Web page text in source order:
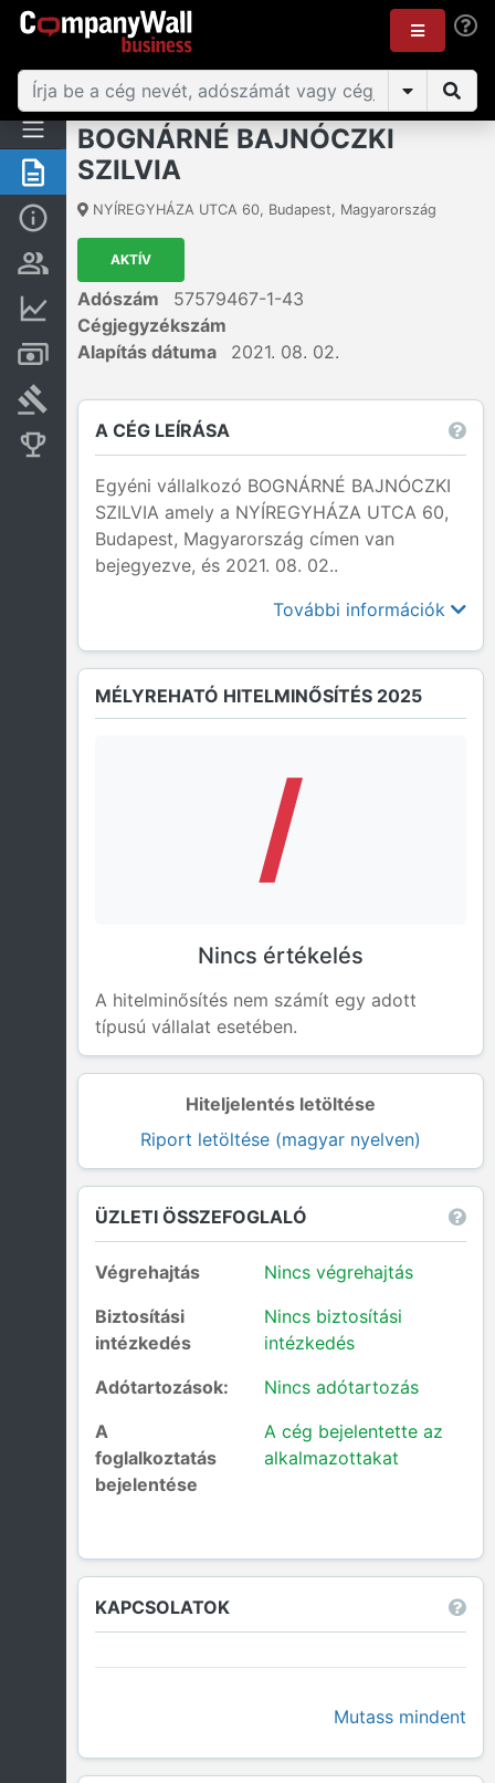
Összegzés
Alap információk
Személyek és tulajdonjog
Pénzügyi információk
Számlák és zárolások
Bírósági eljárások
Konkurens cégek
BOGNÁRNÉ BAJNÓCZKI
SZILVIA
NYÍREGYHÁZA UTCA 60, Budapest, Magyarország
AKTÍV
Adószám
57579467-1-43
Cégjegyzékszám
Alapítás dátuma
2021. 08. 02.
A CÉG LEÍRÁSA
Egyéni vállalkozó BOGNÁRNÉ BAJNÓCZKI
SZILVIA amely a NYÍREGYHÁZA UTCA 60,
Budapest, Magyarország címen van
bejegyezve, és 2021. 08. 02..
További információk
Hiteljelentés letöltése
Riport letöltése (magyar nyelven)
MÉLYREHATÓ HITELMINŐSÍTÉS 2025
/
Nincs értékelés
A hitelminősítés nem számít egy adott
típusú vállalat esetében.
ÜZLETI ÖSSZEFOGLALÓ
Végrehajtás
Nincs végrehajtás
Biztosítási
intézkedés
Nincs biztosítási
intézkedés
Adótartozások:
Nincs adótartozás
A
foglalkoztatás
bejelentése
A cég bejelentette az
alkalmazottakat
KAPCSOLATOK
Mutass mindent